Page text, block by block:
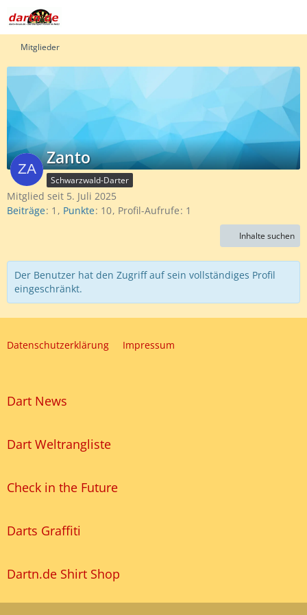
Mitglieder
Zanto
Schwarzwald-Darter
Mitglied seit 5. Juli 2025
Beiträge 1 Punkte 10 Profil-Aufrufe 1
Inhalte suchen
Der Benutzer hat den Zugriff auf sein vollständiges Profil
eingeschränkt.
Datenschutzerklärung Impressum
Dart News
Dart Weltrangliste
Check in the Future
Darts Graffiti
Dartn.de Shirt Shop